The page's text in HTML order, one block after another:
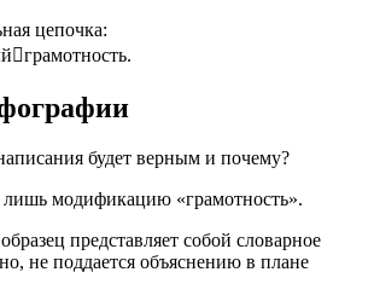
цепочка:
будет верным и почему?
модификацию «грамотность».
представляет собой словарное
не поддается объяснению в плане